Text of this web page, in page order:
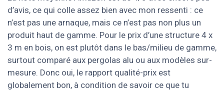
d’avis, ce qui colle assez bien avec mon ressenti : ce
n’est pas une arnaque, mais ce n’est pas non plus un
produit haut de gamme. Pour le prix d’une structure 4 x
3 m en bois, on est plutôt dans le bas/milieu de gamme,
surtout comparé aux pergolas alu ou aux modèles sur-
mesure. Donc oui, le rapport qualité-prix est
globalement bon, à condition de savoir ce que tu